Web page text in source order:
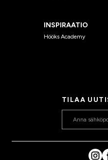
INSPIRAATIO
Hööks Academy
TILAA